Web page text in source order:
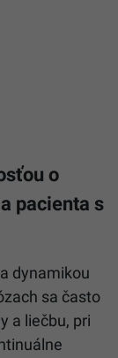
o
pacienta s
dynamikou
sa často
a liečbu, pri